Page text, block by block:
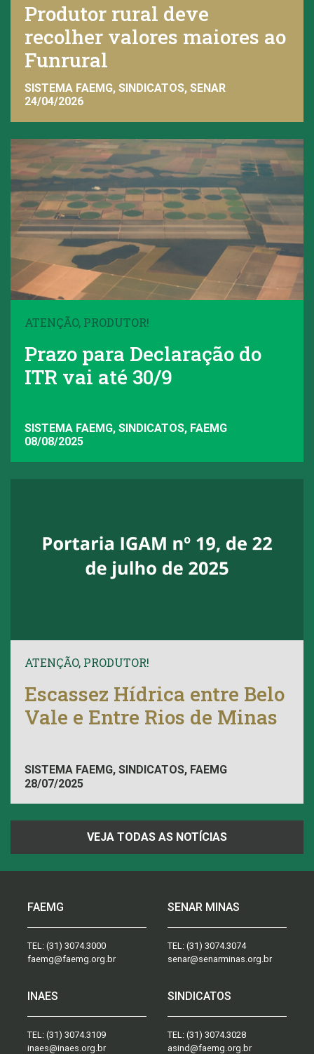
Produtor rural deve
recolher valores maiores ao
Funrural
SISTEMA FAEMG, SINDICATOS, SENAR
24/04/2026
ATENÇÃO, PRODUTOR!
Prazo para Declaração do
ITR vai até 30/9
SISTEMA FAEMG, SINDICATOS, FAEMG
08/08/2025
ATENÇÃO, PRODUTOR!
Escassez Hídrica entre Belo
Vale e Entre Rios de Minas
SISTEMA FAEMG, SINDICATOS, FAEMG
28/07/2025
VEJA TODAS AS NOTÍCIAS
FAEMG
TEL: (31) 3074.3000
faemg@faemg.org.br
SENAR MINAS
TEL: (31) 3074.3074
senar@senarminas.org.br
INAES
TEL: (31) 3074.3109
inaes@inaes.org.br
SINDICATOS
TEL: (31) 3074.3028
asind@faemg.org.br